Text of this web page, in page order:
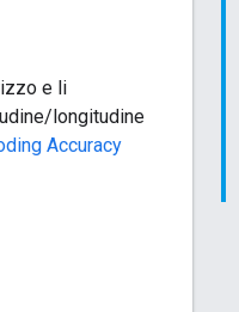
e li
longitudine
Accuracy